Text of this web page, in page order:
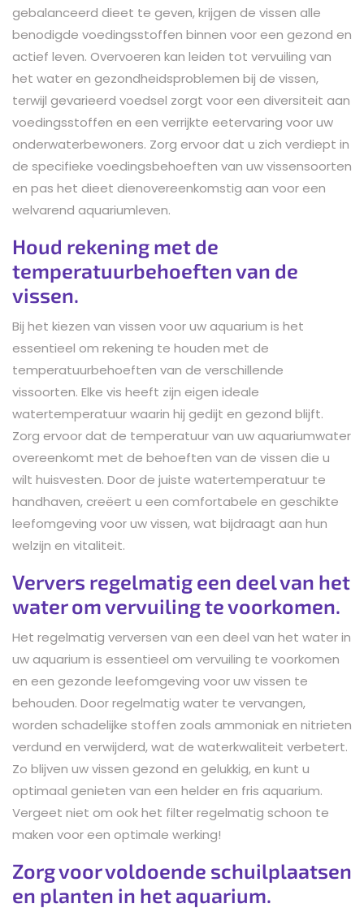
gebalanceerd dieet te geven, krijgen de vissen alle
benodigde voedingsstoffen binnen voor een gezond en
actief leven. Overvoeren kan leiden tot vervuiling van
het water en gezondheidsproblemen bij de vissen,
terwijl gevarieerd voedsel zorgt voor een diversiteit aan
voedingsstoffen en een verrijkte eetervaring voor uw
onderwaterbewoners. Zorg ervoor dat u zich verdiept in
de specifieke voedingsbehoeften van uw vissensoorten
en pas het dieet dienovereenkomstig aan voor een
welvarend aquariumleven.
Houd rekening met de
temperatuurbehoeften van de
vissen.
Bij het kiezen van vissen voor uw aquarium is het
essentieel om rekening te houden met de
temperatuurbehoeften van de verschillende
vissoorten. Elke vis heeft zijn eigen ideale
watertemperatuur waarin hij gedijt en gezond blijft.
Zorg ervoor dat de temperatuur van uw aquariumwater
overeenkomt met de behoeften van de vissen die u
wilt huisvesten. Door de juiste watertemperatuur te
handhaven, creëert u een comfortabele en geschikte
leefomgeving voor uw vissen, wat bijdraagt aan hun
welzijn en vitaliteit.
Ververs regelmatig een deel van het
water om vervuiling te voorkomen.
Het regelmatig verversen van een deel van het water in
uw aquarium is essentieel om vervuiling te voorkomen
en een gezonde leefomgeving voor uw vissen te
behouden. Door regelmatig water te vervangen,
worden schadelijke stoffen zoals ammoniak en nitrieten
verdund en verwijderd, wat de waterkwaliteit verbetert.
Zo blijven uw vissen gezond en gelukkig, en kunt u
optimaal genieten van een helder en fris aquarium.
Vergeet niet om ook het filter regelmatig schoon te
maken voor een optimale werking!
Zorg voor voldoende schuilplaatsen
en planten in het aquarium.